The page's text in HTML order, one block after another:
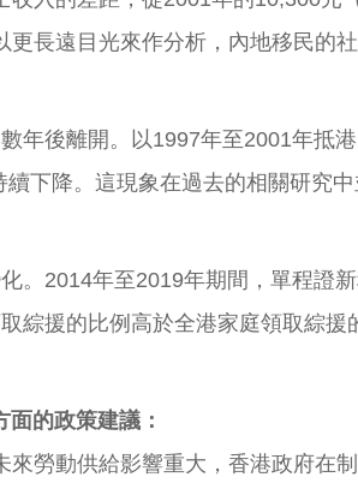
長遠目光來作分析，內地移民的
年後離開。以1997年至2001年抵
下降。這現象在過去的相關研究
。2014年至2019年期間，單程證
綜援的比例高於全港家庭領取綜
的政策建議：
勞動供給影響重大，香港政府在